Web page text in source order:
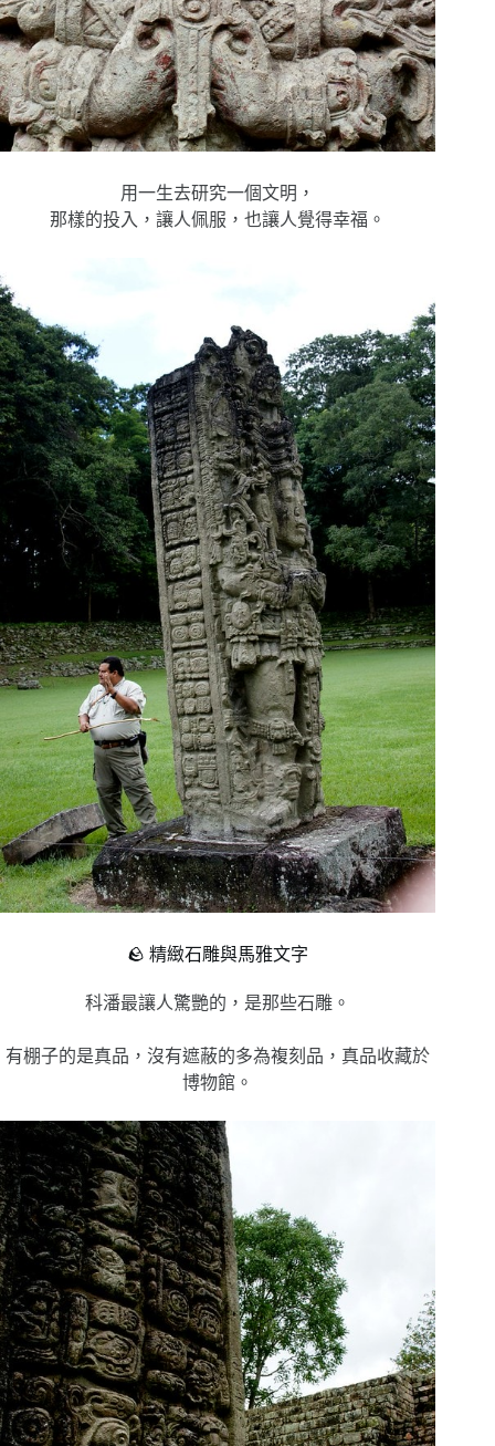
用一生去研究一個文明，
那樣的投入，讓人佩服，也讓人覺得幸福。
🪨 精緻石雕與馬雅文字
科潘最讓人驚艷的，是那些石雕。
有棚子的是真品，沒有遮蔽的多為複刻品，真品收藏於
博物館。